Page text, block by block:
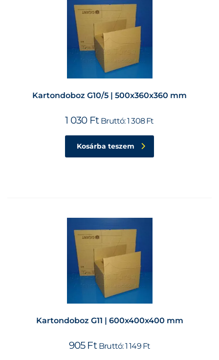
Kartondoboz G10/5 | 500x360x360 mm
1 030 Ft Bruttó:1 308Ft
Kosárba teszem
Kartondoboz G11 | 600x400x400 mm
905 Ft Bruttó:1 149 Ft